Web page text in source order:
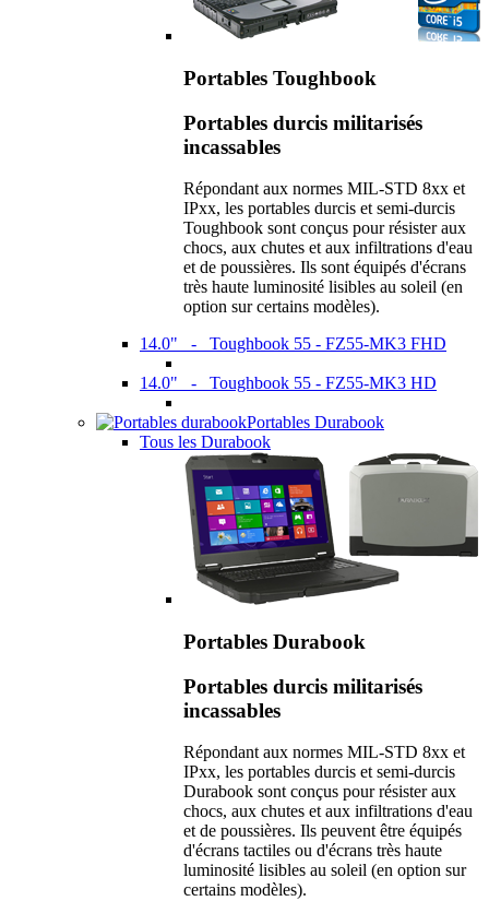
Portables Toughbook
Portables durcis militarisés
incassables
Répondant aux normes MIL-STD 8xx et
IPxx, les portables durcis et semi-durcis
Toughbook sont conçus pour résister aux
chocs, aux chutes et aux infiltrations d'eau
et de poussières. Ils sont équipés d'écrans
très haute luminosité lisibles au soleil (en
option sur certains modèles).
14.0" - Toughbook 55 - FZ55-MK3 FHD
14.0" - Toughbook 55 - FZ55-MK3 HD
Portables Durabook
Tous les Durabook
Portables Durabook
Portables durcis militarisés
incassables
Répondant aux normes MIL-STD 8xx et
IPxx, les portables durcis et semi-durcis
Durabook sont conçus pour résister aux
chocs, aux chutes et aux infiltrations d'eau
et de poussières. Ils peuvent être équipés
d'écrans tactiles ou d'écrans très haute
luminosité lisibles au soleil (en option sur
certains modèles).